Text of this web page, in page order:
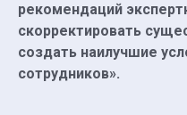
рекомендаций
скорректировать
создать наилучшие
сотрудников».